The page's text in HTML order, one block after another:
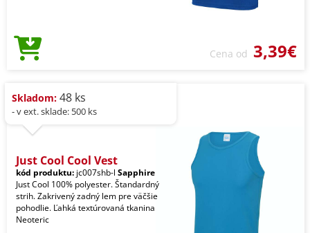
Cena od 3,39€
Skladom: 48 ks
- v ext. sklade: 500 ks
Just Cool Cool Vest
kód produktu: jc007shb-l Sapphire
Just Cool 100% polyester. Štandardný
strih. Zakrivený zadný lem pre väčšie
pohodlie. Ľahká textúrovaná tkanina
Neoteric